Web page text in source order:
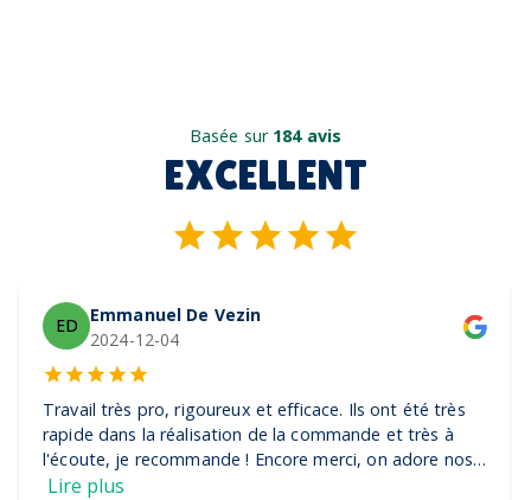
Basée sur 184 avis
EXCELLENT
ED
Emmanuel De Vezin
2024-12-04
Travail très pro, rigoureux et efficace. Ils ont été très
rapide dans la réalisation de la commande et très à
l'écoute, je recommande ! Encore merci, on adore nos
casquettes
Lire plus